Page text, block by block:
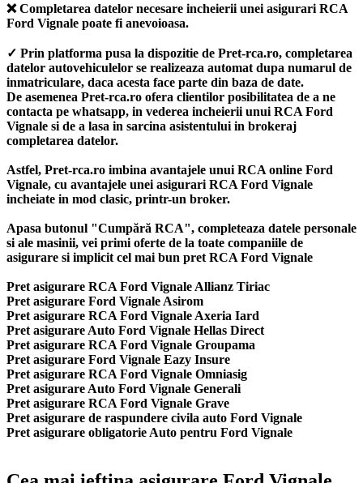
❌ Completarea datelor necesare incheierii unei asigurari RCA
Ford Vignale poate fi anevoioasa.
✓ Prin platforma pusa la dispozitie de Pret-rca.ro, completarea
datelor autovehiculelor se realizeaza automat dupa numarul de
inmatriculare, daca acesta face parte din baza de date.
De asemenea Pret-rca.ro ofera clientilor posibilitatea de a ne
contacta pe whatsapp, in vederea incheierii unui RCA Ford
Vignale si de a lasa in sarcina asistentului in brokeraj
completarea datelor.
Astfel, Pret-rca.ro imbina avantajele unui RCA online Ford
Vignale, cu avantajele unei asigurari RCA Ford Vignale
incheiate in mod clasic, printr-un broker.
Apasa butonul "Cumpără RCA", completeaza datele personale
si ale masinii, vei primi oferte de la toate companiile de
asigurare si implicit cel mai bun pret RCA Ford Vignale
Pret asigurare RCA Ford Vignale Allianz Tiriac
Pret asigurare Ford Vignale Asirom
Pret asigurare RCA Ford Vignale Axeria Iard
Pret asigurare Auto Ford Vignale Hellas Direct
Pret asigurare RCA Ford Vignale Groupama
Pret asigurare Ford Vignale Eazy Insure
Pret asigurare RCA Ford Vignale Omniasig
Pret asigurare Auto Ford Vignale Generali
Pret asigurare RCA Ford Vignale Grave
Pret asigurare de raspundere civila auto Ford Vignale
Pret asigurare obligatorie Auto pentru Ford Vignale